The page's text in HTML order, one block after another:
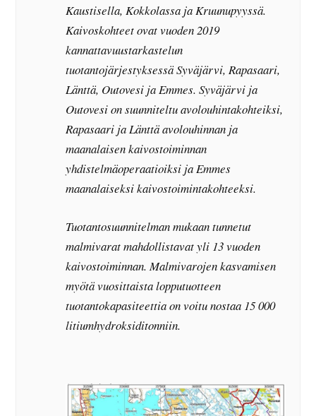
Kaustisella, Kokkolassa ja Kruunupyyssä.
Kaivoskohteet ovat vuoden 2019
kannattavuustarkastelun
tuotantojärjestyksessä Syväjärvi, Rapasaari,
Länttä, Outovesi ja Emmes. Syväjärvi ja
Outovesi on suunniteltu avolouhintakohteiksi,
Rapasaari ja Länttä avolouhinnan ja
maanalaisen kaivostoiminnan
yhdistelmäoperaatioiksi ja Emmes
maanalaiseksi kaivostoimintakohteeksi.
Tuotantosuunnitelman mukaan tunnetut
malmivarat mahdollistavat yli 13 vuoden
kaivostoiminnan. Malmivarojen kasvamisen
myötä vuosittaista lopputuotteen
tuotantokapasiteettia on voitu nostaa 15 000
litiumhydroksiditonniin.